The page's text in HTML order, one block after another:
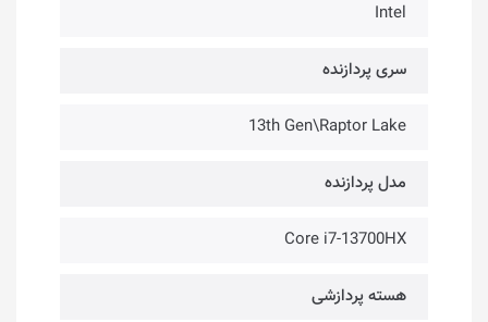
Intel
سری پردازنده
13th Gen\Raptor Lake
مدل پردازنده
Core i7-13700HX
هسته پردازشی